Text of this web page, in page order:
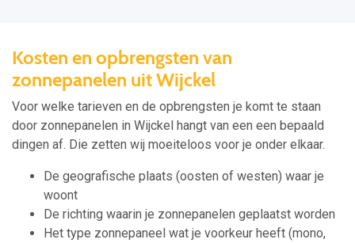
Kosten en opbrengsten van
zonnepanelen uit Wijckel
Voor welke tarieven en de opbrengsten je komt te staan
door zonnepanelen in Wijckel hangt van een een bepaald
dingen af. Die zetten wij moeiteloos voor je onder elkaar.
De geografische plaats (oosten of westen) waar je
woont
De richting waarin je zonnepanelen geplaatst worden
Het type zonnepaneel wat je voorkeur heeft (mono,